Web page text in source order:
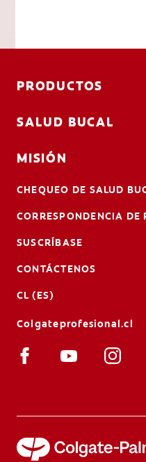
PRODUCTOS
SALUD BUCAL
MISIÓN
CHEQUEO DE SALUD
CORRESPONDENCIA DE
SUSCRÍBASE
CONTÁCTENOS
CL (ES)
Colgateprofesional.cl